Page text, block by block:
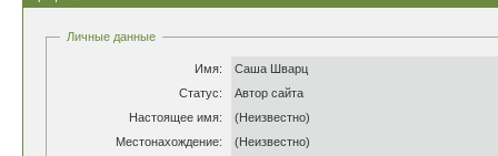
Личные данные
Имя:
Саша Шварц
Статус:
Автор сайта
Настоящее имя:
(Неизвестно)
Местонахождение:
(Неизвестно)